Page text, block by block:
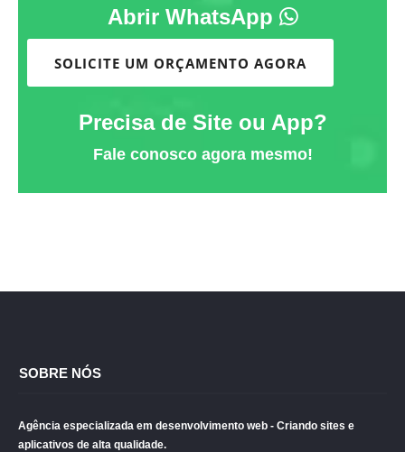
Abrir WhatsApp
SOLICITE UM ORÇAMENTO AGORA
Precisa de Site ou App?
Fale conosco agora mesmo!
SOBRE NÓS
Agência especializada em desenvolvimento web - Criando sites e
aplicativos de alta qualidade.